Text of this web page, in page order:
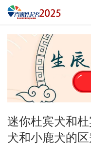
迷你杜宾犬和
犬和小鹿犬的区